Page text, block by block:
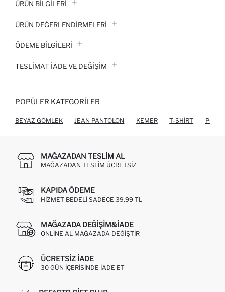
ÜRÜN BILGILERI
ÜRÜN DEĞERLENDİRMELERİ
ÖDEME BİLGİLERİ
TESLIMAT İADE VE DEĞIŞIM
POPÜLER KATEGORILER
BEYAZ GÖMLEK JEAN PANTOLON KEMER T-SHIRT POLO
MAĞAZADAN TESLIM AL
MAĞAZADAN TESLIM ÜCRETSIZ
KAPIDA ÖDEME
HIZMET BEDELI SADECE 39,99 TL
MAĞAZADA DEĞIŞIM&İADE
ONLINE AL MAĞAZADA DEĞIŞTIR
ÜCRETSIZ IADE
30 GÜN IÇERISINDE IADE ET